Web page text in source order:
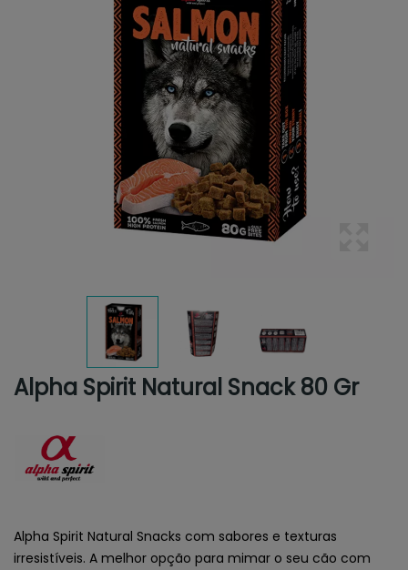
Alpha Spirit Natural Snack 80 Gr
Alpha Spirit Natural Snacks com sabores e texturas
irresistíveis. A melhor opção para mimar o seu cão com